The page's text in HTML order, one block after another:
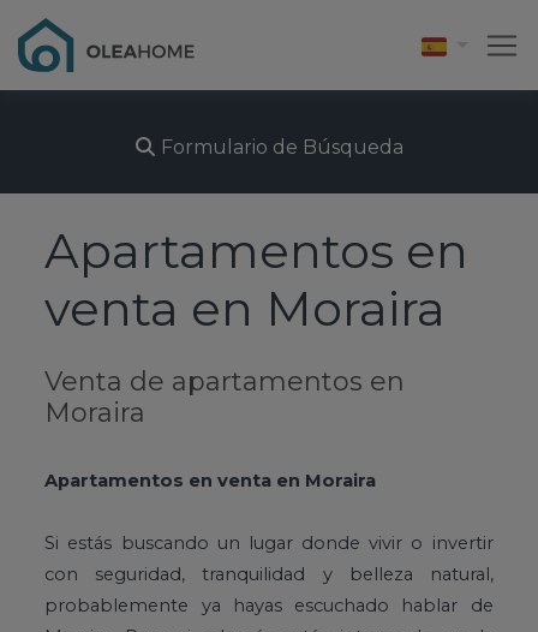
Formulario de Búsqueda
Apartamentos en
venta en Moraira
Venta de apartamentos en
Moraira
Apartamentos en venta en Moraira
Si estás buscando un lugar donde vivir o invertir
con seguridad, tranquilidad y belleza natural,
probablemente ya hayas escuchado hablar de